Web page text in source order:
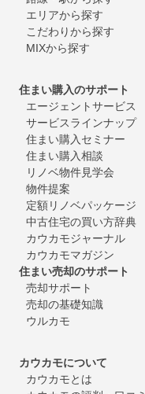
エリアから探す
こだわりから探す
MIXから探す
住まい購入のサポート
エージェントサービス
サービスラインナップ
住まい購入セミナー
住まい購入相談
リノベ物件見学会
物件提案
定額リノベパッケージ
中古住宅の買い方辞典
カウカモジャーナル
カウカモマガジン
住まい売却のサポート
売却サポート
売却の基礎知識
ウルカモ
カウカモについて
カウカモとは